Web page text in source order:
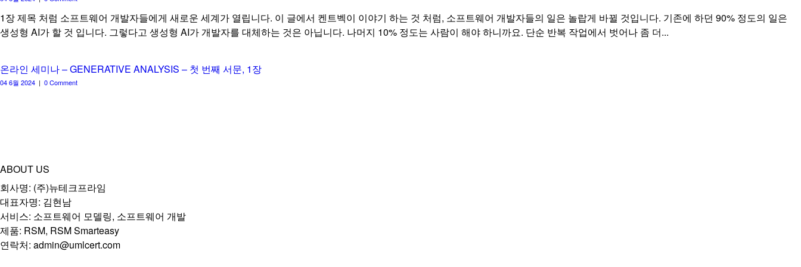
1장 제목 처럼 소프트웨어 개발자들에게 새로운 세계가 열립니다. 이 글에서 켄트벡이 이야기 하는 것 처럼, 소프트웨어 개발자들의 일은 놀랍게 바뀔 것입니다. 기존에 하던 90% 정도의 일은
생성형 AI가 할 것 입니다. 그렇다고 생성형 AI가 개발자를 대체하는 것은 아닙니다. 나머지 10% 정도는 사람이 해야 하니까요. 단순 반복 작업에서 벗어나 좀 더...
온라인 세미나 – GENERATIVE ANALYSIS – 첫 번째 서문, 1장
04 6월 2024 | 0 Comment
ABOUT US
회사명: (주)뉴테크프라임
대표자명: 김현남
서비스: 소프트웨어 모델링, 소프트웨어 개발
제품: RSM, RSM Smarteasy
연락처: admin@umlcert.com